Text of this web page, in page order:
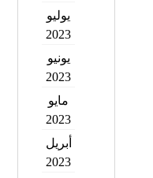
يوليو
2023
يونيو
2023
مايو
2023
أبريل
2023